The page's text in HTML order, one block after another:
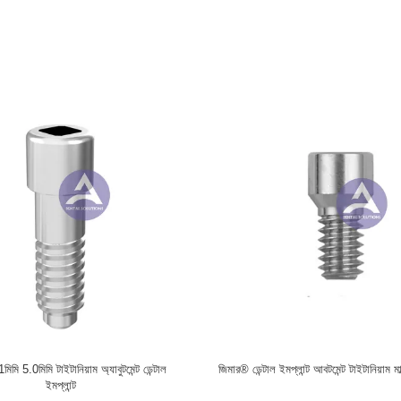
Angled Screw No.18 (LM235)
Dentsply Ankylosl® Balance Base
SIC® Dental Implant Abutment